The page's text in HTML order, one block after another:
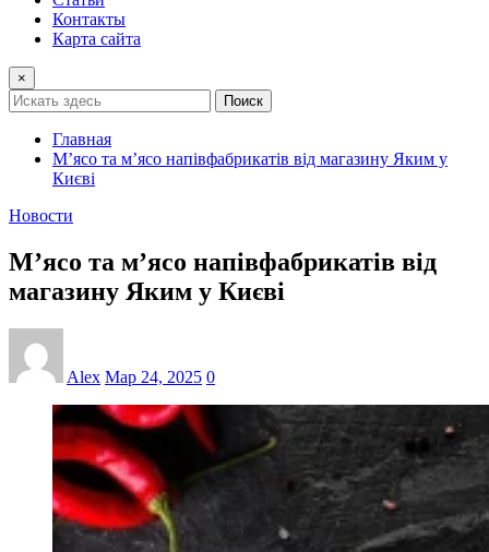
Контакты
Карта сайта
×
Поиск
Главная
М’ясо та м’ясо напівфабрикатів від магазину Яким у
Києві
Новости
М’ясо та м’ясо напівфабрикатів від
магазину Яким у Києві
Alex Мар 24, 2025 0